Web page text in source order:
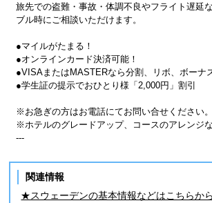
旅先での盗難・事故・体調不良やフライト遅延
ブル時にご相談いただけます。
●マイルがたまる！
●オンラインカード決済可能！
●VISAまたはMASTERなら分割、リボ、ボーナ
●学生証の提示でおひとり様「2,000円」割引
※お急ぎの方はお電話にてお問い合せください。
※ホテルのグレードアップ、コースのアレンジな
---
関連情報
★スウェーデンの基本情報などはこちらから